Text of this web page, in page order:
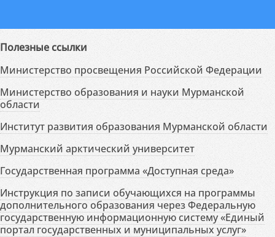
Полезные ссылки
Министерство просвещения Российской Федерации
Министерство образования и науки Мурманской
области
Институт развития образования Мурманской области
Мурманский арктический университет
Государственная программа «Доступная среда»
Инструкция по записи обучающихся на программы
дополнительного образования через Федеральную
государственную информационную систему «Единый
портал государственных и муниципальных услуг»